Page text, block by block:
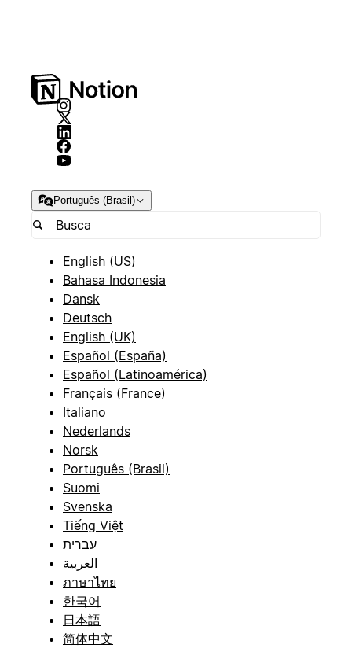
Português (Brasil)
English (US)
Bahasa Indonesia
Dansk
Deutsch
English (UK)
Español (España)
Español (Latinoamérica)
Français (France)
Italiano
Nederlands
Norsk
Português (Brasil)
Suomi
Svenska
Tiếng Việt
עברית
العربية
ภาษาไทย
한국어
日本語
简体中文